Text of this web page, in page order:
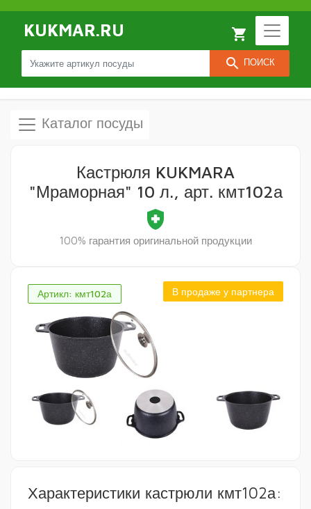
KUKMAR.RU
search ПОИСК
local_grocery_store
Каталог посуды
Артикл: кмт102а В продаже у партнера
Кастрюля KUKMARA
"Мраморная" 10 л., арт. кмт102а
health_and_safety
100% гарантия оригинальной продукции
Характеристики кастрюли кмт102а: